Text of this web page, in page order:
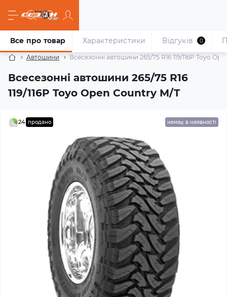
Автошини Всесезонні автошини 265/75 R16 119/116P Toyo
Всесезонні автошини 265/75 R16
119/116P Toyo Open Country M/T
Все про товар Характеристики Відгуків 0
24 продано немає в наявності